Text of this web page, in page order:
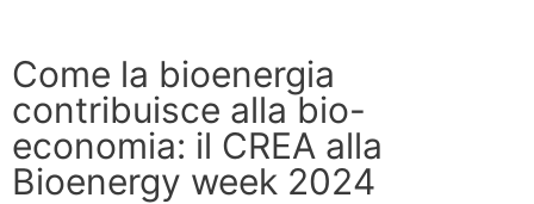
Come la bioenergia
contribuisce alla bio-
economia: il CREA alla
Bioenergy week 2024